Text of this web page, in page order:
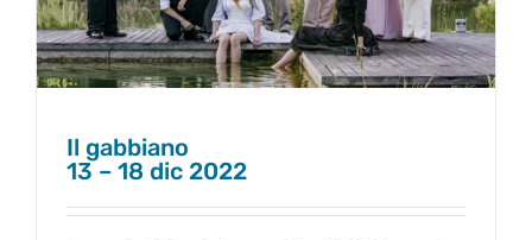
Il gabbiano
13 – 18 dic 2022